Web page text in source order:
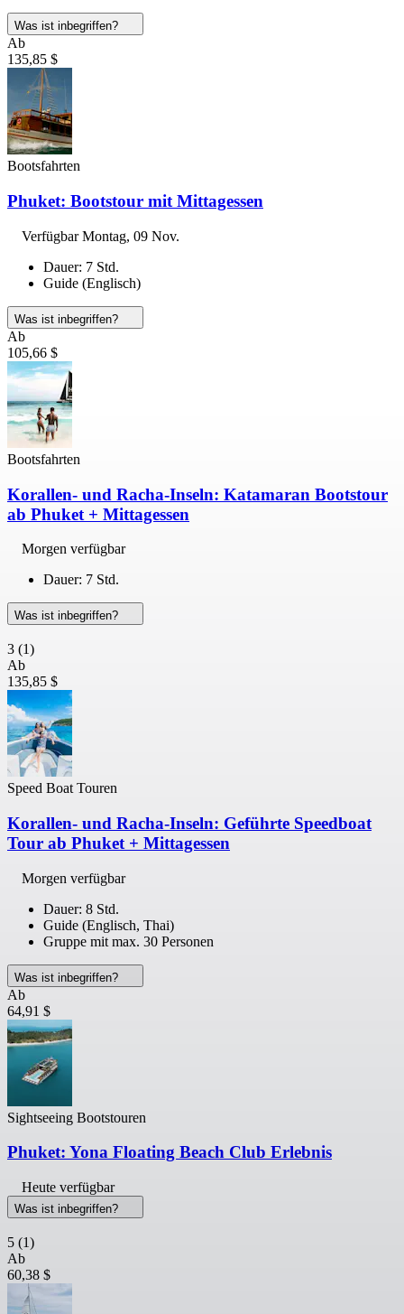
Was ist inbegriffen?
Ab
135,85 $
Bootsfahrten
Phuket: Bootstour mit Mittagessen
VerfügbarMontag, 09 Nov.
Dauer: 7 Std.
Guide (Englisch)
Was ist inbegriffen?
Ab
105,66 $
Bootsfahrten
Korallen- und Racha-Inseln: Katamaran Bootstour
ab Phuket + Mittagessen
Morgen verfügbar
Dauer: 7 Std.
Was ist inbegriffen?
3 (1)
Ab
135,85 $
Speed Boat Touren
Korallen- und Racha-Inseln: Geführte Speedboat
Tour ab Phuket + Mittagessen
Morgen verfügbar
Dauer: 8 Std.
Guide (Englisch, Thai)
Gruppe mit max. 30 Personen
Was ist inbegriffen?
Ab
64,91 $
Sightseeing Bootstouren
Phuket: Yona Floating Beach Club Erlebnis
Heute verfügbar
Was ist inbegriffen?
5 (1)
Ab
60,38 $